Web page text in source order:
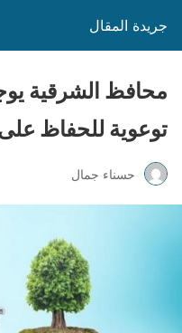
جريدة المقال
محافظ الشرقية
توعوية للحفاظ على
حسناء جمال